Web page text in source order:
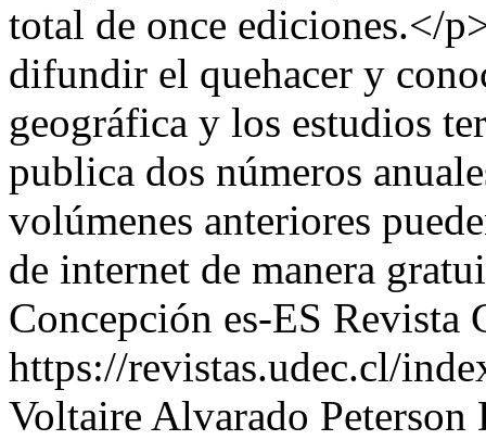
total de once ediciones.</
difundir el quehacer y
geográfica y los estudios
publica dos números
volúmenes anteriores
de internet de manera
Concepción es-ES Revista
https://revistas.udec.cl/
Voltaire Alvarado Peterson